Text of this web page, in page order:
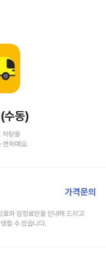
수동)
차량을
면허예요.
가격문의
료와 검정료만을 안내해 드리고
할 수 있습니다.